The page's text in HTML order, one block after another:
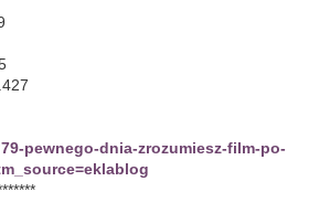
pewnego-dnia-zrozumiesz-film-po-